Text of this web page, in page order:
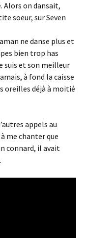
Alors on dansait,
soeur, sur Seven
ne danse plus et
bien trop has
suis et son meilleur
à fond la caisse
oreilles déjà à moitié
appels au
me chanter que
connard, il avait